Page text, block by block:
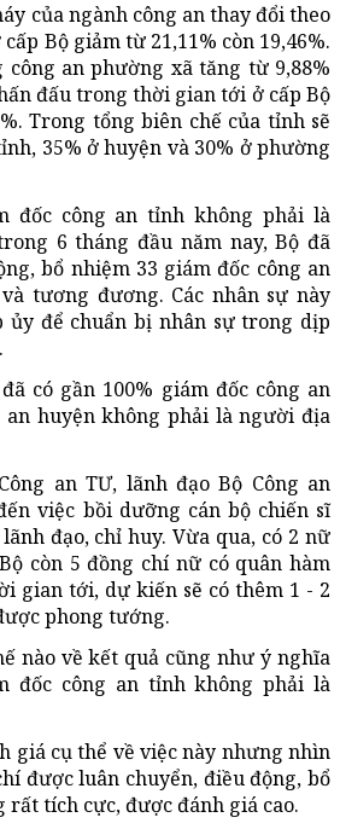
của ngành công an thay đổi theo
Bộ giảm từ 21,11% còn 19,46%.
an phường xã tăng từ 9,88%
đấu trong thời gian tới ở cấp Bộ
Trong tổng biên chế của tỉnh sẽ
35% ở huyện và 30% ở phường
đốc công an tỉnh không phải là
6 tháng đầu năm nay, Bộ đã
bổ nhiệm 33 giám đốc công an
tương đương. Các nhân sự này
ủy để chuẩn bị nhân sự trong dịp
có gần 100% giám đốc công an
huyện không phải là người địa
an TƯ, lãnh đạo Bộ Công an
việc bồi dưỡng cán bộ chiến sĩ
đạo, chỉ huy. Vừa qua, có 2 nữ
còn 5 đồng chí nữ có quân hàm
gian tới, dự kiến sẽ có thêm 1 - 2
phong tướng.
nào về kết quả cũng như ý nghĩa
đốc công an tỉnh không phải là
giá cụ thể về việc này nhưng nhìn
được luân chuyển, điều động, bổ
rất tích cực, được đánh giá cao.